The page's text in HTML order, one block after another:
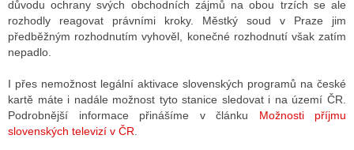
důvodu ochrany svých obchodních zájmů na obou trzích se ale
rozhodly reagovat právními kroky. Městký soud v Praze jim
předběžným rozhodnutím vyhověl, konečné rozhodnutí však zatím
nepadlo.
I přes nemožnost legální aktivace slovenských programů na české
kartě máte i nadále možnost tyto stanice sledovat i na území ČR.
Podrobnější informace přinášíme v článku Možnosti příjmu
slovenských televizí v ČR